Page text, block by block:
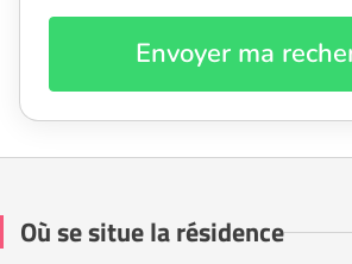
Envoyer ma
Où se situe la résidence